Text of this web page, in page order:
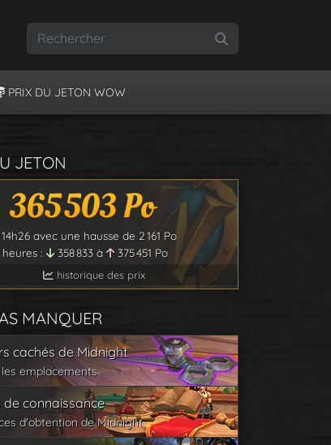
PRIX DU JETON WOW
JETON
365 503Po
14h26 avec une hausse de 2 161 Po
:
358 833 à 375 451 Po
historique des prix
MANQUER
cachés de Midnight
les emplacements
de connaissance
d'obtention de Midnight